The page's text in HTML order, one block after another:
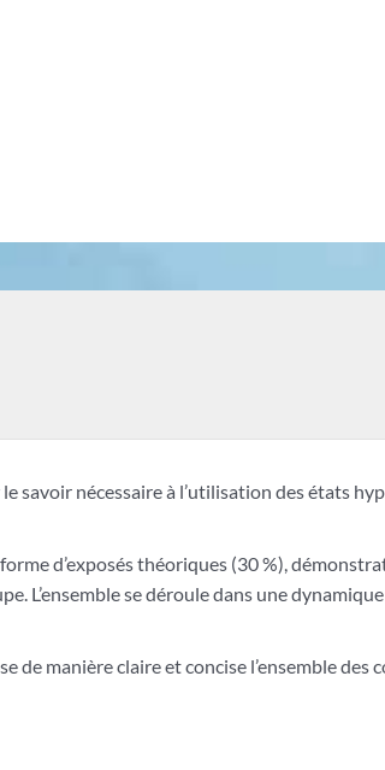
savoir nécessaire à l’utilisation des états
d’exposés théoriques (30 %),
L’ensemble se déroule dans une
de manière claire et concise l’ensemble